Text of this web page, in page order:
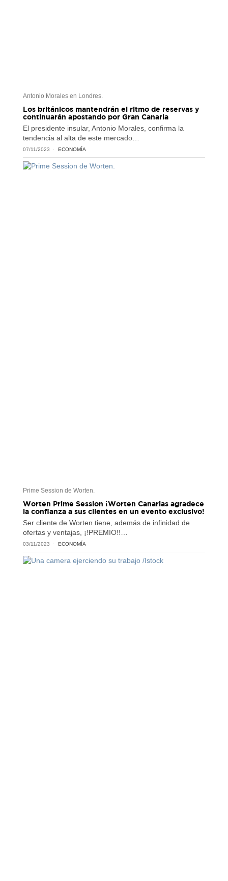
Antonio Morales en Londres.
Los británicos mantendrán el ritmo de reservas y
continuarán apostando por Gran Canaria
El presidente insular, Antonio Morales, confirma la
tendencia al alta de este mercado…
07/11/2023 ECONOMÍA
Prime Session de Worten.
Worten Prime Session ¡Worten Canarias agradece
la confianza a sus clientes en un evento exclusivo!
Ser cliente de Worten tiene, además de infinidad de
ofertas y ventajas, ¡!PREMIO!!…
03/11/2023 ECONOMÍA